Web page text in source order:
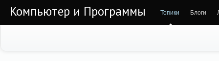
Компьютер и Программы Топики Блоги